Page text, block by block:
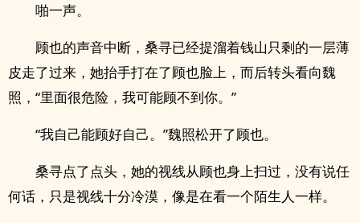
啪一声。
顾也的声音中断，桑寻已经提溜着钱山只剩的一层薄
皮走了过来，她抬手打在了顾也脸上，而后转头看向魏
照，“里面很危险，我可能顾不到你。”
“我自己能顾好自己。”魏照松开了顾也。
桑寻点了点头，她的视线从顾也身上扫过，没有说任
何话，只是视线十分冷漠，像是在看一个陌生人一样。